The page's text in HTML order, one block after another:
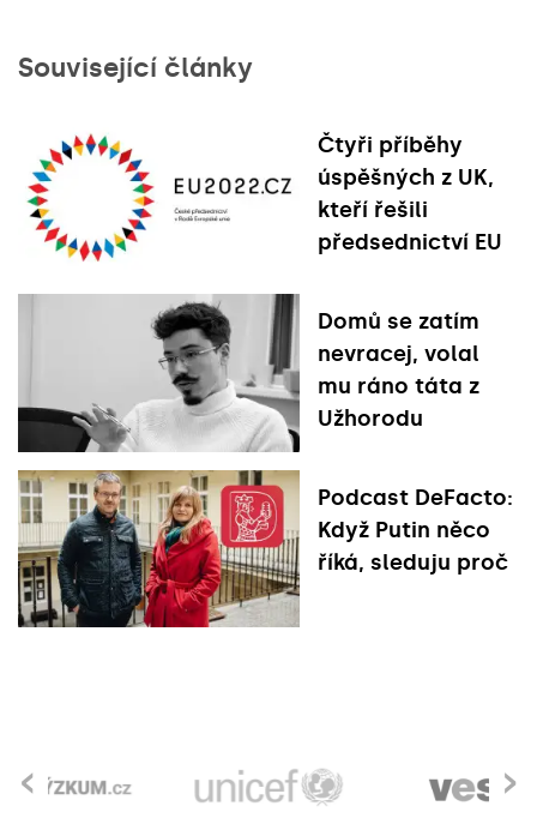
Související články
Čtyři příběhy
úspěšných z UK,
kteří řešili
předsednictví EU
Domů se zatím
nevracej, volal
mu ráno táta z
Užhorodu
Podcast DeFacto:
Když Putin něco
říká, sleduju proč
›
‹